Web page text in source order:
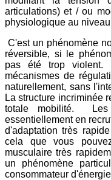
articulations) et / ou
physiologique au
C'est un phénomène
réversible, si le
pas été trop violent.
mécanismes de
naturellement, sans
La structure incriminée
totale mobilité. Les
essentiellement en
d'adaptation très
cela que vous
musculaire très
un phénomène
consommateur